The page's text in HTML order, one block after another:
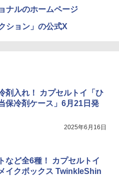
モデル スーパーライフルU10用
ベース
ンラック用 ロングフック 2本組
オプション[サバゲー サバイ
ム]
国内認証済み 小学生 HS420 白
ーシ)【57938】 ラジコン
NATIONS S.H.フィギュアー
廻戦 伏黒甚爾 約155mm PVC&A
済み可動フィギュア
ミー(TAKARA TOMY) T-SPAR
スフォーマー ミッシングリンク
ウンドウェーブ 可動フィギュア
SPIRITS(バンダイ スピリッツ)
000 ゼノヴァルト 1/144ス
ラモ VERTヤスリ Type-S 【プ
ー共同開発】 超極細 ガラスヤ
セット ガンプラ プラモデル ゲ
剤 87003
ー用仕上材 B603
ナルのホームページ
ション」の公式X
剤入れ！ カプセルトイ「ひ
保冷剤ケース」6月21日発
2025年6月16日
など全6種！ カプセルトイ
イクボックス TwinkleShin